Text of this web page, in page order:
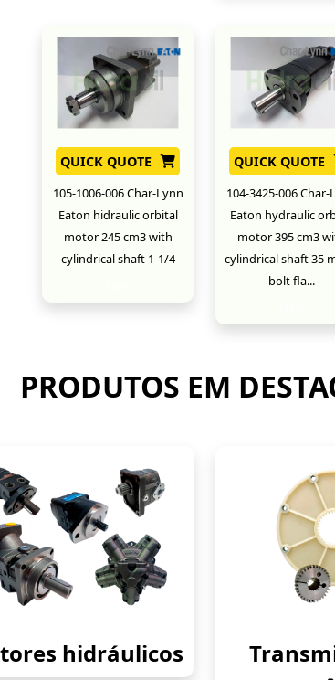
QUICK QUOTE
105-1006-006 Char-Lynn
Eaton hidraulic orbital
motor 245 cm3 with
cylindrical shaft 1-1/4
QUICK QUOTE
104-3425-006 Char-
Eaton hydraulic
motor 395 cm3
cylindrical shaft 35
bolt fla...
PRODUTOS EM
hidráulicos